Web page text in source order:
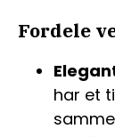
Fordele
har et